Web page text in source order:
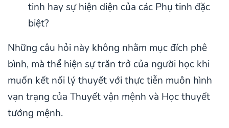
tinh hay sự hiện diện của các Phụ tinh đặc
biệt?
Những câu hỏi này không nhằm mục đích phê
bình, mà thể hiện sự trăn trở của người học khi
muốn kết nối lý thuyết với thực tiễn muôn hình
vạn trạng của Thuyết vận mệnh và Học thuyết
tướng mệnh.